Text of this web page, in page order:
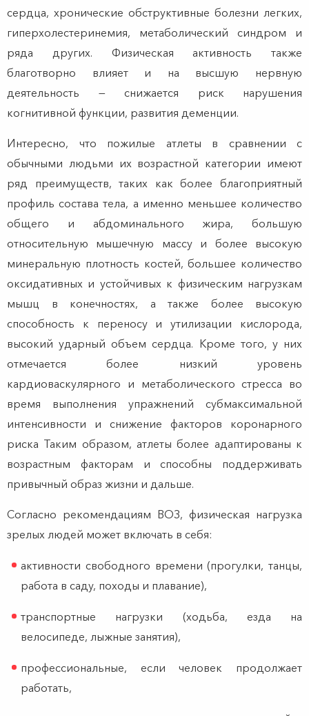
сердца, хронические обструктивные болезни легких,
гиперхолестеринемия, метаболический синдром и
ряда других. Физическая активность также
благотворно влияет и на высшую нервную
деятельность — снижается риск нарушения
когнитивной функции, развития деменции.
Интересно, что пожилые атлеты в сравнении с
обычными людьми их возрастной категории имеют
ряд преимуществ, таких как более благоприятный
профиль состава тела, а именно меньшее количество
общего и абдоминального жира, большую
относительную мышечную массу и более высокую
минеральную плотность костей, большее количество
оксидативных и устойчивых к физическим нагрузкам
мышц в конечностях, а также более высокую
способность к переносу и утилизации кислорода,
высокий ударный объем сердца. Кроме того, у них
отмечается более низкий уровень
кардиоваскулярного и метаболического стресса во
время выполнения упражнений субмаксимальной
интенсивности и снижение факторов коронарного
риска Таким образом, атлеты более адаптированы к
возрастным факторам и способны поддерживать
привычный образ жизни и дальше.
Согласно рекомендациям ВОЗ, физическая нагрузка
зрелых людей может включать в себя:
активности свободного времени (прогулки, танцы,
работа в саду, походы и плавание),
транспортные нагрузки (ходьба, езда на
велосипеде, лыжные занятия),
профессиональные, если человек продолжает
работать,